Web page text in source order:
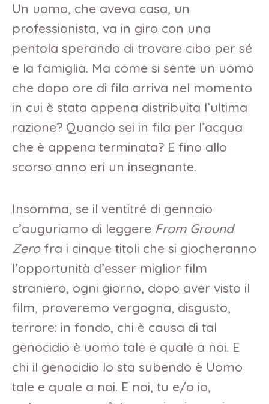
Un uomo, che aveva casa, un
professionista, va in giro con una
pentola sperando di trovare cibo per sé
e la famiglia. Ma come si sente un uomo
che dopo ore di fila arriva nel momento
in cui è stata appena distribuita l’ultima
razione? Quando sei in fila per l’acqua
che è appena terminata? E fino allo
scorso anno eri un insegnante.
Insomma, se il ventitré di gennaio
c’auguriamo di leggere From Ground
Zerofra i cinque titoli che si giocheranno
l’opportunità d’esser miglior film
straniero, ogni giorno, dopo aver visto il
film, proveremo vergogna, disgusto,
terrore: in fondo, chi è causa di tal
genocidio è uomo tale e quale a noi. E
chi il genocidio lo sta subendo è Uomo
tale e quale a noi. E noi, tu e/o io,